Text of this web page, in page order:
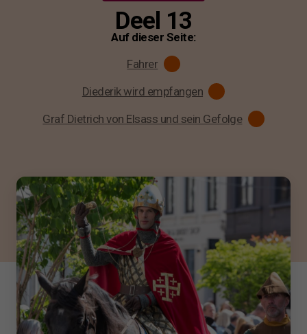
Deel 13
Auf dieser Seite:
Fahrer
Diederik wird empfangen
Graf Dietrich von Elsass und sein Gefolge